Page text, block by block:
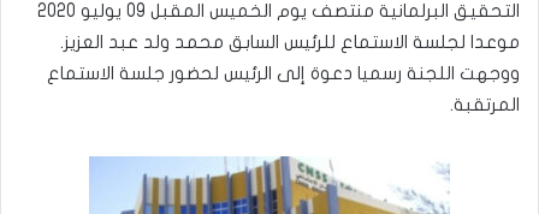
التحقيق البرلمانية منتصف يوم الخميس المقبل 09 يوليو 2020
موعدا لجلسة الاستماع للرئيس السابق محمد ولد عبد العزيز.
ووجهت اللجنة رسميا دعوة إلى الرئيس لحضور جلسة الاستماع
المرتقبة.